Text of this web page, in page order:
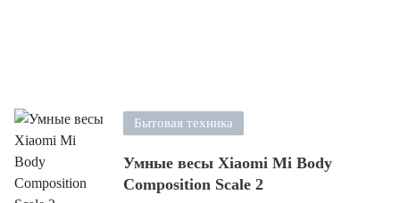
Бытовая техника
Умные весы Xiaomi Mi Body
Composition Scale 2